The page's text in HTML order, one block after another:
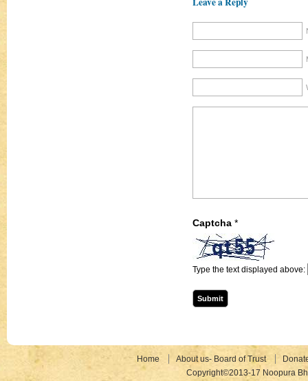
Captcha *
Type the text displayed above:
Home About us- Board of Trust
Copyright©2013-17 Noopura